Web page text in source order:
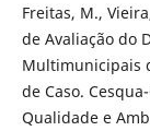
Freitas, M.,
de Avaliação do
Multimunicipais
de Caso.
Qualidade e